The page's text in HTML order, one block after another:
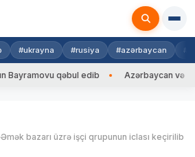
#ukrayna #rusiya #azərbaycan
qəbul edib Azərbaycan və
Əmək bazarı üzrə işçi qrupunun iclası keçirilib